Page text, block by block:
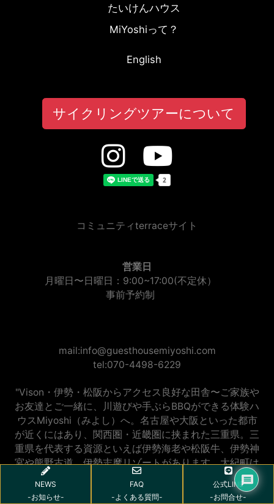
たいけんハウス
MiYoshiって？
English
サイクリングツアーについて
コミュニティterraceサイト
営業日
月曜日〜日曜日：9:00~17:00(不定休）
事前予約制
mail:info@guesthousemiyoshi.com
tel:070-4498-6229
"Vison・伊勢・松阪からアクセス良好な田舎〜ご家族や
お友達とご一緒に、川遊びや手ぶらBBQができる体験ハ
ウスMiyoshi（みよし）へ。名古屋や大阪といった都市
が近くにはあり、関西圏・近畿圏に挟まれた三重県。三
重県を代表する資源といえば伊勢海老や松阪牛、伊勢神
宮や熊野古道、伊勢志摩リゾートがあります。大紀町は
三重県の中南部に位置し、熊野灘に面した「錦漁港」、
清流「宮川」「大内山川」、世界遺産・熊野古道「ツヅ
NEWS
-お知らせ-
FAQ
-よくある質問-
公式LINE
-お問合せ-